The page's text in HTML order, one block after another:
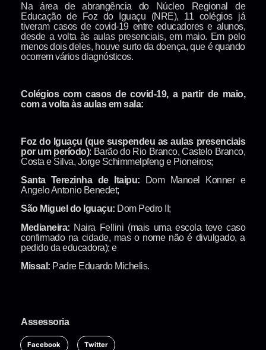
Na área de abrangência do Núcleo Regional de
Educação de Foz do Iguaçu (NRE), 11 colégios já
tiveram casos de covid-19 entre educadores e alunos,
desde a volta às aulas presenciais, em maio. Em pelo
menos dois deles, houve surto da doença, que é quando
ocorrem vários diagnósticos.
Colégios com casos de covid-19, a partir de maio,
com a volta às aulas em sala:
Foz do Iguaçu (que suspendeu as aulas presenciais
por um período): Barão do Rio Branco, Castelo Branco,
Costa e Silva, Jorge Schimmelpfeng e Pioneiros;
Santa Terezinha de Itaipu: Dom Manoel Konner e
Angelo Antonio Benedet;
São Miguel do Iguaçu: Dom Pedro II;
Medianeira: Naira Fellini (mais uma escola teve caso
confirmado na cidade, mas o nome não é divulgado, a
pedido da educadora); e
Missal: Padre Eduardo Michelis.
Assessoria
Facebook Twitter